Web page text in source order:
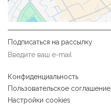
Подписаться на рассылку
Конфиденциальность
Пользовательское соглашение
Настройки cookies